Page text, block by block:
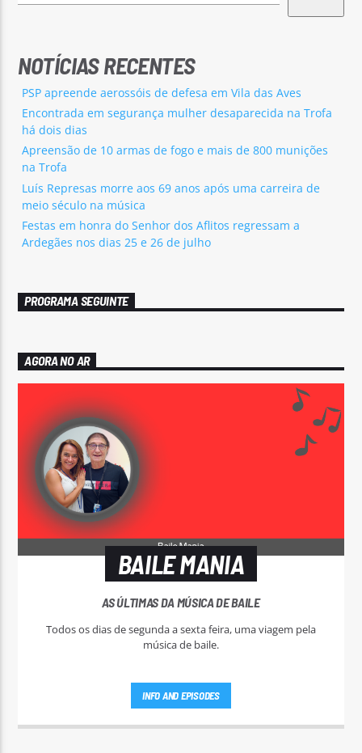
NOTÍCIAS RECENTES
PSP apreende aerossóis de defesa em Vila das Aves
Encontrada em segurança mulher desaparecida na Trofa
há dois dias
Apreensão de 10 armas de fogo e mais de 800 munições
na Trofa
Luís Represas morre aos 69 anos após uma carreira de
meio século na música
Festas em honra do Senhor dos Aflitos regressam a
Ardegães nos dias 25 e 26 de julho
PROGRAMA SEGUINTE
AGORA NO AR
BAILE MANIA
AS ÚLTIMAS DA MÚSICA DE BAILE
Todos os dias de segunda a sexta feira, uma viagem pela
música de baile.
INFO AND EPISODES